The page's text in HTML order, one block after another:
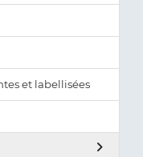
et labellisées